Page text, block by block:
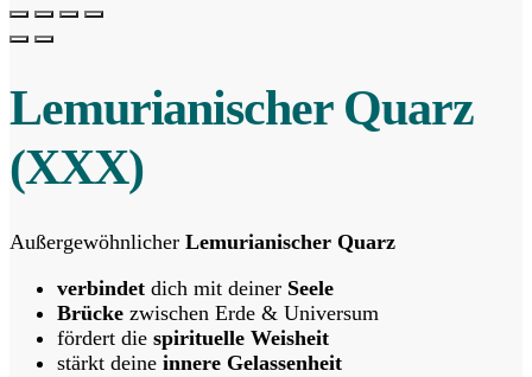
Lemurianischer Quarz
(XXX)
Außergewöhnlicher Lemurianischer Quarz
verbindet dich mit deiner Seele
Brücke zwischen Erde & Universum
fördert die spirituelle Weisheit
stärkt deine innere Gelassenheit